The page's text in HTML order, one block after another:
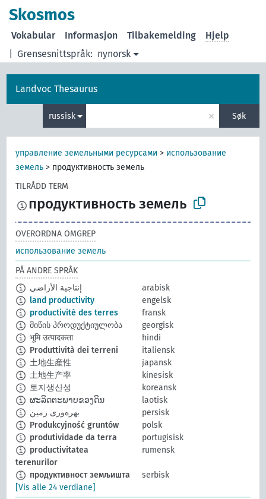
Skosmos
Grensesnittspråk: nynorsk
Vokabular Informasjon Tilbakemelding Hjelp
Landvoc Thesaurus
russisk × Søk
управление земельными ресурсами > использование
земель > продуктивность земель
TILRÅDD TERM
продуктивность земель
OVERORDNA OMGREP
использование земель
PÅ ANDRE SPRÅK
إنتاجية الأراضي
arabisk
land productivity
engelsk
productivité des terres
fransk
მიწის პროდუქტიულობა
georgisk
भूमि उत्पादकता
hindi
Produttività dei terreni
italiensk
土地生産性
japansk
土地生产率
kinesisk
토지생산성
koreansk
ຜະລິດຕະພາບຂອງດິນ
laotisk
بهره‌وری زمین
persisk
Produkcyjność gruntów
polsk
produtividade da terra
portugisisk
productivitatea
terenurilor
rumensk
продуктивност земљишта
serbisk
[Vis alle 24 verdiane]